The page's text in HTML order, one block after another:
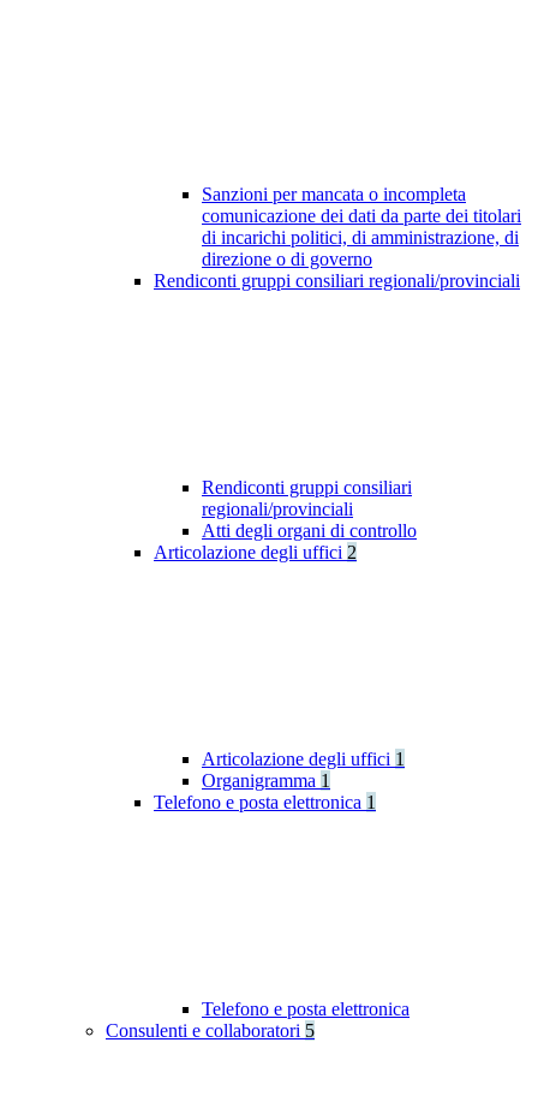
Sanzioni per mancata o incompleta
comunicazione dei dati da parte dei titolari
di incarichi politici, di amministrazione, di
direzione o di governo
Rendiconti gruppi consiliari regionali/provinciali
Rendiconti gruppi consiliari
regionali/provinciali
Atti degli organi di controllo
Articolazione degli uffici 2
Articolazione degli uffici 1
Organigramma 1
Telefono e posta elettronica 1
Telefono e posta elettronica
Consulenti e collaboratori 5